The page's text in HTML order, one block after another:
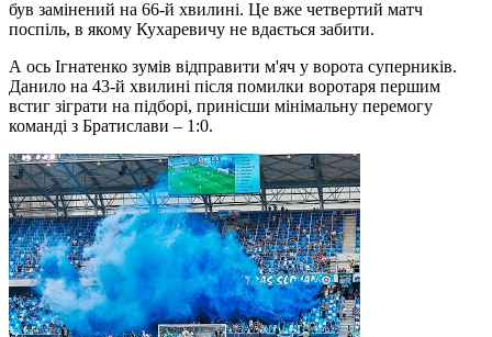
був замінений на 66-й хвилині. Це вже четвертий матч
поспіль, в якому Кухаревичу не вдається забити.
А ось Ігнатенко зумів відправити м'яч у ворота суперників.
Данило на 43-й хвилині після помилки воротаря першим
встиг зіграти на підборі, принісши мінімальну перемогу
команді з Братислави – 1:0.